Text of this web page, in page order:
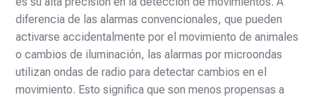
diferencia de las alarmas convencionales, que pueden
activarse accidentalmente por el movimiento de animales
o cambios de iluminación, las alarmas por microondas
utilizan ondas de radio para detectar cambios en el
movimiento. Esto significa que son menos propensas a